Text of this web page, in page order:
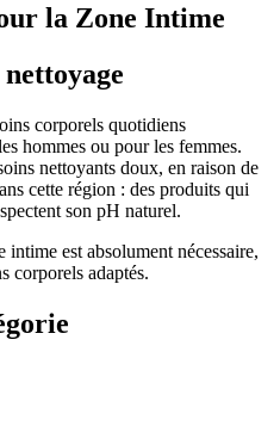
la Zone Intime
corporels quotidiens
hommes ou pour les femmes.
nettoyants doux, en raison de
cette région : des produits qui
son pH naturel.
est absolument nécessaire,
corporels adaptés.